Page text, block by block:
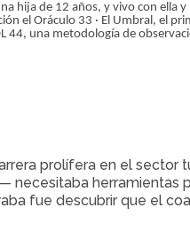
hija de 12 años, y vivo con ella
el Oráculo 33 · El Umbral, el
una metodología de
prolífera en el sector
necesitaba herramientas
fue descubrir que el